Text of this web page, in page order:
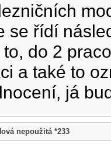
se řídí
do 2
a také to
já
nepoužitá *233